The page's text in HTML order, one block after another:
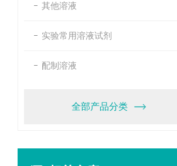
其他溶液
实验常用溶液试剂
配制溶液
全部产品分类